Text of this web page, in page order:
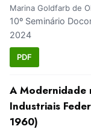
Marina Goldfarb de
10º Seminário
2024
PDF
A Modernidade
Industriais
1960)